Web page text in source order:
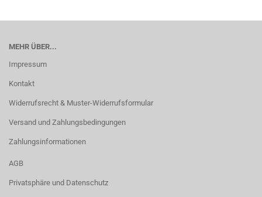
MEHR ÜBER...
Impressum
Kontakt
Widerrufsrecht & Muster-Widerrufsformular
Versand und Zahlungsbedingungen
Zahlungsinformationen
AGB
Privatsphäre und Datenschutz